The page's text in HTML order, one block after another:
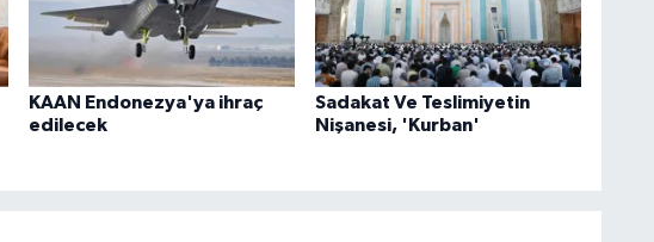
KAAN Endonezya'ya ihraç
edilecek
Sadakat Ve Teslimiyetin
Nişanesi, 'Kurban'